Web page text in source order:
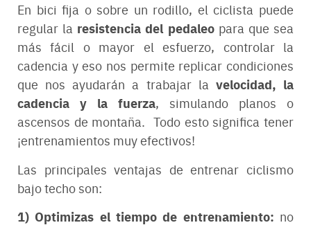
En bici fija o sobre un rodillo, el ciclista puede
regular la resistencia del pedaleopara que sea
más fácil o mayor el esfuerzo, controlar la
cadencia y eso nos permite replicar condiciones
que nos ayudarán a trabajar la velocidad, la
cadencia y la fuerza, simulando planos o
ascensos de montaña. Todo esto significa tener
¡entrenamientos muy efectivos!
Las principales ventajas de entrenar ciclismo
bajo techo son:
1) Optimizas el tiempo de entrenamiento: no